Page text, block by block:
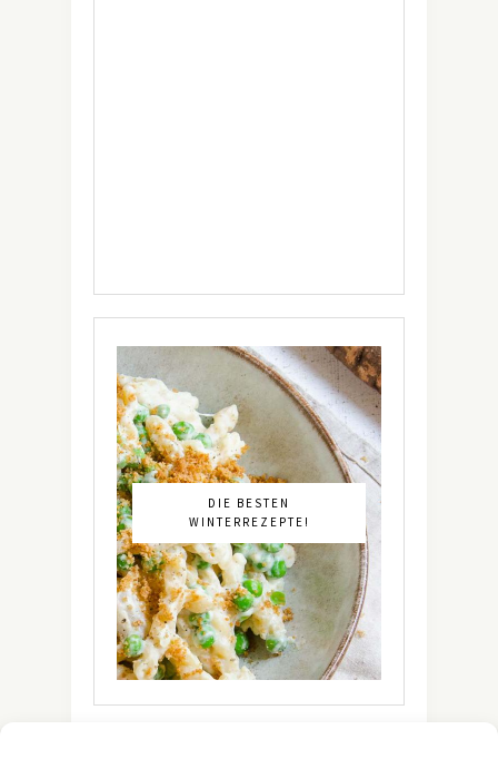
DIE BESTEN
WINTERREZEPTE!